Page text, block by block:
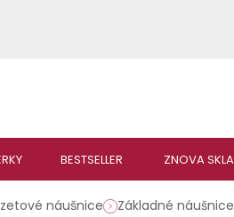
náušnice Základné náušnice